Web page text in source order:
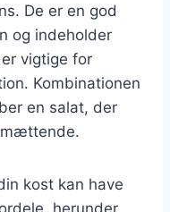
De er en god
og indeholder
vigtige for
Kombinationen
en salat, der
mættende.
kost kan have
herunder